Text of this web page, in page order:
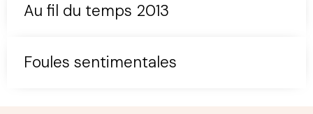
Au fil du temps 2013
Foules sentimentales